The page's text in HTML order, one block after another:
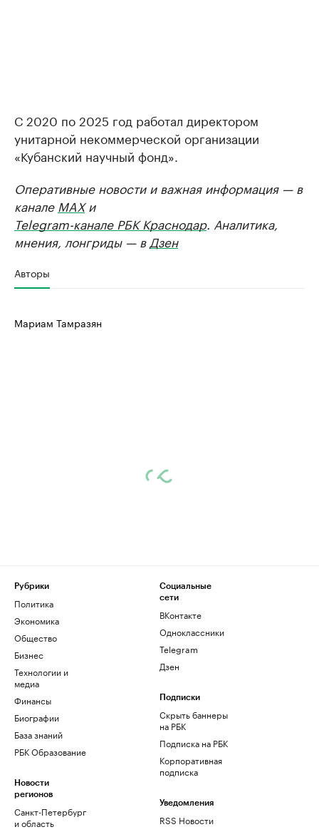
С 2020 по 2025 год работал директором
унитарной некоммерческой организации
«Кубанский научный фонд».
Оперативные новости и важная информация — в
канале MAXи
Telegram-канале РБК Краснодар. Аналитика,
мнения, лонгриды — в Дзен
Авторы
Мариам Тамразян
Рубрики
Политика
Экономика
Общество
Бизнес
Технологии и
медиа
Финансы
Биографии
База знаний
РБК Образование
Новости
регионов
Санкт-Петербург
и область
Социальные
сети
ВКонтакте
Одноклассники
Telegram
Дзен
Подписки
Скрыть баннеры
на РБК
Подписка на РБК
Корпоративная
подписка
Уведомления
RSS Новости